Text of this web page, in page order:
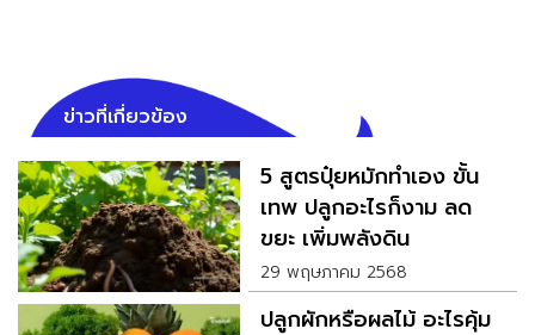
ข่าวที่เกี่ยวข้อง
5 สูตรปุ๋ยหมักทำเอง ขั้น
เทพ ปลูกอะไรก็งาม ลด
ขยะ เพิ่มพลังดิน
29 พฤษภาคม 2568
ปลูกผักหรือผลไม้ อะไรคุ้ม